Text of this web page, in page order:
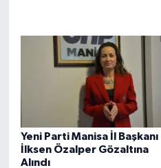
Yeni Parti Manisa İl Başkanı
İlksen Özalper Gözaltına
Alındı